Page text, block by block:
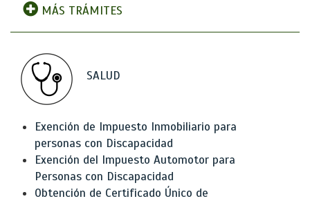
MÁS TRÁMITES
SALUD
Exención de Impuesto Inmobiliario para
personas con Discapacidad
Exención del Impuesto Automotor para
Personas con Discapacidad
Obtención de Certificado Único de